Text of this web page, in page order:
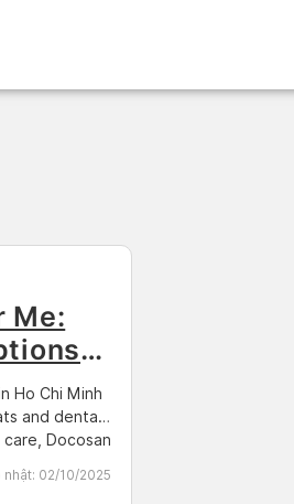
Me:
Ho Chi Minh
and dental
Docosan
nhật: 02/10/2025